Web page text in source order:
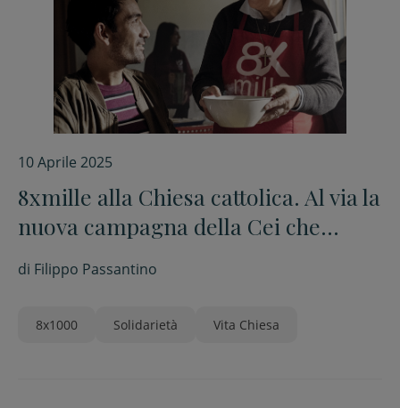
10 Aprile 2025
8xmille alla Chiesa cattolica. Al via la
nuova campagna della Cei che
racconta la “Chiesa in uscita”
di Filippo Passantino
8x1000 Solidarietà Vita Chiesa